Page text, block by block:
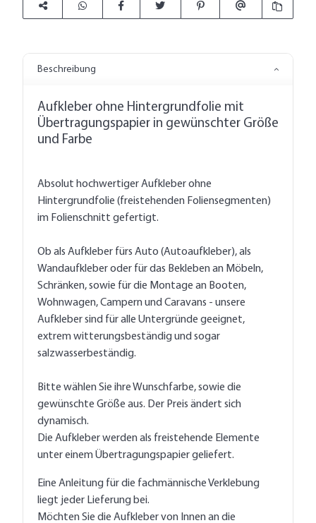
Beschreibung
Aufkleber ohne Hintergrundfolie mit
Übertragungspapier in gewünschter Größe
und Farbe
Absolut hochwertiger Aufkleber ohne
Hintergrundfolie (freistehenden Foliensegmenten)
im Folienschnitt gefertigt.
Ob als Aufkleber fürs Auto (Autoaufkleber), als
Wandaufkleber oder für das Bekleben an Möbeln,
Schränken, sowie für die Montage an Booten,
Wohnwagen, Campern und Caravans - unsere
Aufkleber sind für alle Untergründe geeignet,
extrem witterungsbeständig und sogar
salzwasserbeständig.
Bitte wählen Sie ihre Wunschfarbe, sowie die
gewünschte Größe aus. Der Preis ändert sich
dynamisch.
Die Aufkleber werden als freistehende Elemente
unter einem Übertragungspapier geliefert.
Eine Anleitung für die fachmännische Verklebung
liegt jeder Lieferung bei.
Möchten Sie die Aufkleber von Innen an die